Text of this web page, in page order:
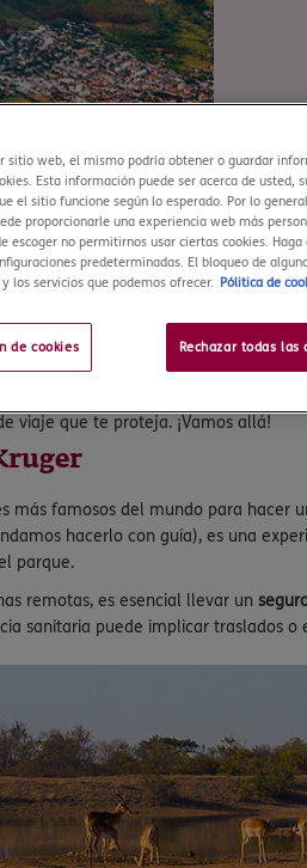
buena gastronomía? Todo eso (y
Cabo o Johannesburgo,
viajar a
la aventura, esta guía es para ti: qué
viaje que te proteja. ¡Vamos allá!
más famosos del mundo para hacer
hacerlo con guía), es una
parque.
remotas, es esencial llevar un
sanitaria puede implicar traslados o
sitio web, el mismo podría obtener o guardar
Esta información puede ser acerca de usted,
el sitio funcione según lo esperado. Por lo
proporcionarle una experiencia web más
escoger no permitirnos usar ciertas cookies.
predeterminadas. El bloqueo de
los servicios que podemos ofrecer. Pólitica de
de cookies Rechazar todas las